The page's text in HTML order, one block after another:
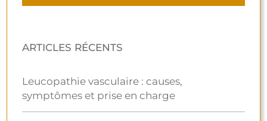
ARTICLES RÉCENTS
Leucopathie vasculaire : causes,
symptômes et prise en charge